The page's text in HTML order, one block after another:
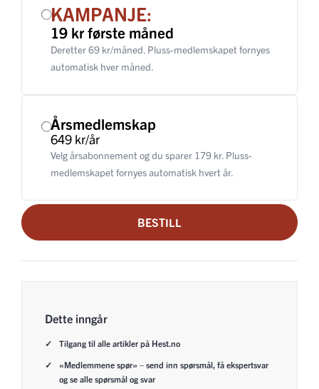
KAMPANJE:
19 kr første måned
Deretter 69 kr/måned. Pluss-medlemskapet fornyes
automatisk hver måned.
Årsmedlemskap
649 kr/år
Velg årsabonnement og du sparer 179 kr. Pluss-
medlemskapet fornyes automatisk hvert år.
BESTILL
Dette inngår
Tilgang til alle artikler på Hest.no
«Medlemmene spør» – send inn spørsmål, få ekspertsvar
og se alle spørsmål og svar